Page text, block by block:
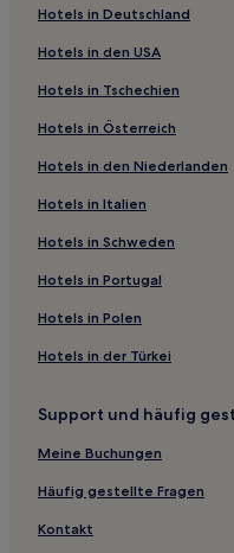
3-Sterne-Hotels in Cowra
3-Sterne-Hotels in
3-Sterne-Hotels in Parkes
2-Sterne-Hotels in
Moorong: Hotels
East Wagga Wagga: Hotels
Hotels nahe Botanic
Hotels nahe Wiradjuri
Stadtrat von Wagga
Gobarralong Hotels
Hotels in Deutschland
Hotels in den USA
Hotels in Tschechien
Hotels in Österreich
Hotels in den Niederlanden
Hotels in Italien
Hotels in Schweden
Hotels in Portugal
Hotels in Polen
Hotels in der Türkei
Support und häufig
Meine Buchungen
Häufig gestellte Fragen
Kontakt